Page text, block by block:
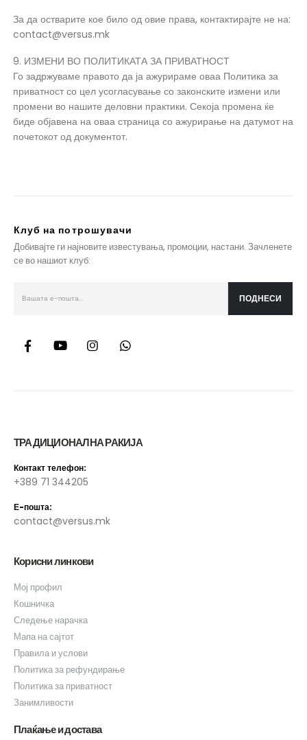
За да остварите кое било од овие права, контактирајте не на:
contact@versus.mk
9. ИЗМЕНИ ВО ПОЛИТИКАТА ЗА ПРИВАТНОСТ
Го задржуваме правото да ја ажурираме оваа Политика за
приватност со цел усогласување со законските измени или
промени во нашите деловни практики. Секоја промена ќе
биде објавена на оваа страница со ажурирање на датумот на
почетокот од документот.
Клуб на потрошувачи
Добивајте ги најновите известувања, промоции, настани. Зачленете
се во нашиот клуб:
ТРАДИЦИОНАЛНА РАКИЈА
Контакт телефон:
+389 71 344205
Е-пошта:
contact@versus.mk
Корисни линкови
Мој профил
Кошничка
Следење нарачка
Мапа на сајтот
Правила и услови
Политика за рефундирање
Политика за приватност
Занимливости
Плаќање и достава